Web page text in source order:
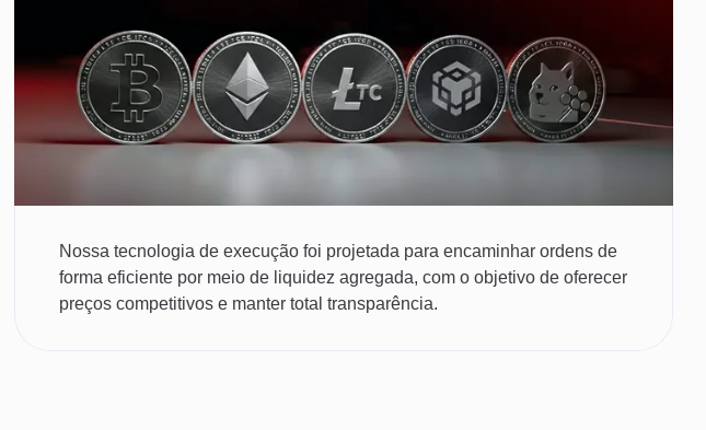
Nossa tecnologia de execução foi projetada para encaminhar ordens de
forma eficiente por meio de liquidez agregada, com o objetivo de oferecer
preços competitivos e manter total transparência.